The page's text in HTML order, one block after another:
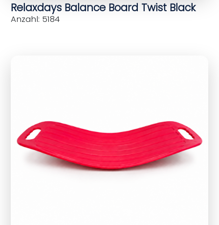
Relaxdays Balance Board Twist Black
Anzahl: 5184